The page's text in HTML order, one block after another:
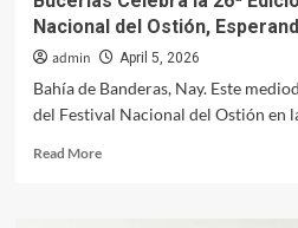
Nacional del Ostión,
admin April 5, 2026
Bahía de Banderas, Nay. Este
del Festival Nacional del Ostión en
Read MoreRead